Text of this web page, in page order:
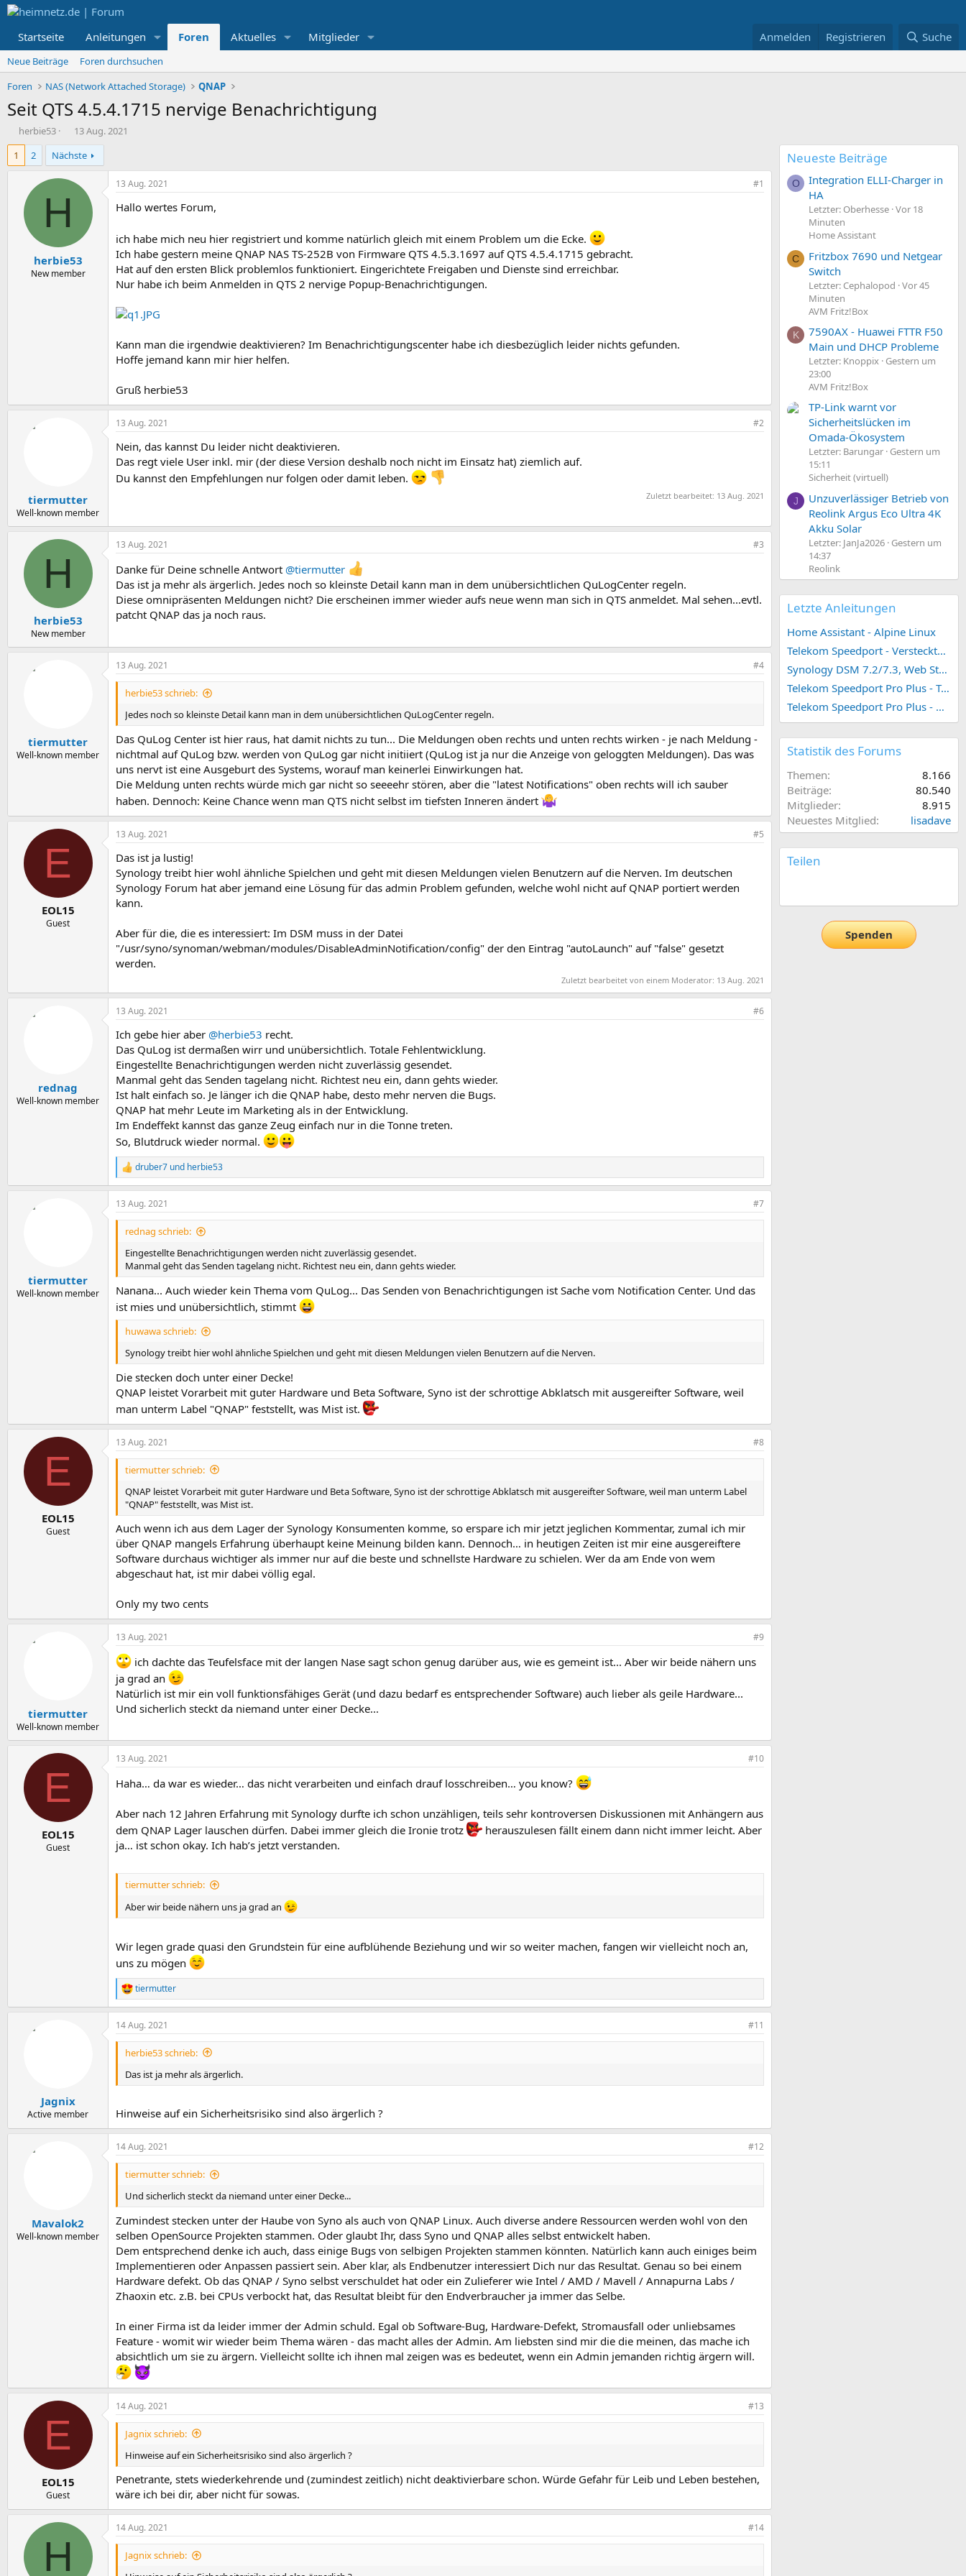
Startseite Anleitungen Foren Aktuelles Mitglieder Anmelden Registrieren Suche
Neue Beiträge
Foren durchsuchen
Foren
NAS (Network Attached Storage) QNAP
Seit QTS 4.5.4.1715 nervige Benachrichtigung
E
r
t
herbie53
E
r
s
t
e
m
13 Aug. 2021
1
2 Nächste
H
herbie53
New member
13 Aug. 2021 #1
Hallo wertes Forum,
ich habe mich neu hier registriert und komme natürlich gleich mit einem Problem um die Ecke.
Ich habe gestern meine QNAP NAS TS-252B von Firmware QTS 4.5.3.1697 auf QTS 4.5.4.1715 gebracht.
Hat auf den ersten Blick problemlos funktioniert. Eingerichtete Freigaben und Dienste sind erreichbar.
Nur habe ich beim Anmelden in QTS 2 nervige Popup-Benachrichtigungen.
Kann man die irgendwie deaktivieren? Im Benachrichtigungscenter habe ich diesbezüglich leider nichts gefunden.
Hoffe jemand kann mir hier helfen.
Gruß herbie53
tiermutter
Well-known member
13 Aug. 2021 #2
Nein, das kannst Du leider nicht deaktivieren.
Das regt viele User inkl. mir (der diese Version deshalb noch nicht im Einsatz hat) ziemlich auf.
Du kannst den Empfehlungen nur folgen oder damit leben.
Zuletzt bearbeitet: 13 Aug. 2021
H
herbie53
New member
13 Aug. 2021 #3
Danke für Deine schnelle Antwort @tiermutter
Das ist ja mehr als ärgerlich. Jedes noch so kleinste Detail kann man in dem unübersichtlichen QuLogCenter regeln.
Diese omnipräsenten Meldungen nicht? Die erscheinen immer wieder aufs neue wenn man sich in QTS anmeldet. Mal sehen...evtl.
patcht QNAP das ja noch raus.
tiermutter
Well-known member
13 Aug. 2021 #4
herbie53 schrieb:
Jedes noch so kleinste Detail kann man in dem unübersichtlichen QuLogCenter regeln.
Das QuLog Center ist hier raus, hat damit nichts zu tun... Die Meldungen oben rechts und unten rechts wirken - je nach Meldung -
nichtmal auf QuLog bzw. werden von QuLog gar nicht initiiert (QuLog ist ja nur die Anzeige von geloggten Meldungen). Das was
uns nervt ist eine Ausgeburt des Systems, worauf man keinerlei Einwirkungen hat.
Die Meldung unten rechts würde mich gar nicht so seeeehr stören, aber die "latest Notifications" oben rechts will ich sauber
haben. Dennoch: Keine Chance wenn man QTS nicht selbst im tiefsten Inneren ändert
E
EOL15
Guest
13 Aug. 2021 #5
Das ist ja lustig!
Synology treibt hier wohl ähnliche Spielchen und geht mit diesen Meldungen vielen Benutzern auf die Nerven. Im deutschen
Synology Forum hat aber jemand eine Lösung für das admin Problem gefunden, welche wohl nicht auf QNAP portiert werden
kann.
Aber für die, die es interessiert: Im DSM muss in der Datei
"/usr/syno/synoman/webman/modules/DisableAdminNotification/config" der den Eintrag "autoLaunch" auf "false" gesetzt
werden.
Zuletzt bearbeitet von einem Moderator: 13 Aug. 2021
rednag
Well-known member
13 Aug. 2021 #6
Ich gebe hier aber @herbie53 recht.
Das QuLog ist dermaßen wirr und unübersichtlich. Totale Fehlentwicklung.
Eingestellte Benachrichtigungen werden nicht zuverlässig gesendet.
Manmal geht das Senden tagelang nicht. Richtest neu ein, dann gehts wieder.
Ist halt einfach so. Je länger ich die QNAP habe, desto mehr nerven die Bugs.
QNAP hat mehr Leute im Marketing als in der Entwicklung.
Im Endeffekt kannst das ganze Zeug einfach nur in die Tonne treten.
So, Blutdruck wieder normal.
R
e
a
k
t
n
:
druber7 und herbie53
tiermutter
Well-known member
13 Aug. 2021 #7
rednag schrieb:
Eingestellte Benachrichtigungen werden nicht zuverlässig gesendet.
Manmal geht das Senden tagelang nicht. Richtest neu ein, dann gehts wieder.
Nanana... Auch wieder kein Thema vom QuLog... Das Senden von Benachrichtigungen ist Sache vom Notification Center. Und das
ist mies und unübersichtlich, stimmt
huwawa schrieb:
Synology treibt hier wohl ähnliche Spielchen und geht mit diesen Meldungen vielen Benutzern auf die Nerven.
Die stecken doch unter einer Decke!
QNAP leistet Vorarbeit mit guter Hardware und Beta Software, Syno ist der schrottige Abklatsch mit ausgereifter Software, weil
man unterm Label "QNAP" feststellt, was Mist ist.
E
EOL15
Guest
13 Aug. 2021 #8
tiermutter schrieb:
QNAP leistet Vorarbeit mit guter Hardware und Beta Software, Syno ist der schrottige Abklatsch mit ausgereifter Software, weil man unterm Label
"QNAP" feststellt, was Mist ist.
Auch wenn ich aus dem Lager der Synology Konsumenten komme, so erspare ich mir jetzt jeglichen Kommentar, zumal ich mir
über QNAP mangels Erfahrung überhaupt keine Meinung bilden kann. Dennoch… in heutigen Zeiten ist mir eine ausgereiftere
Software durchaus wichtiger als immer nur auf die beste und schnellste Hardware zu schielen. Wer da am Ende von wem
abgeschaut hat, ist mir dabei völlig egal.
Only my two cents
tiermutter
Well-known member
13 Aug. 2021 #9
ich dachte das Teufelsface mit der langen Nase sagt schon genug darüber aus, wie es gemeint ist... Aber wir beide nähern uns
ja grad an
Natürlich ist mir ein voll funktionsfähiges Gerät (und dazu bedarf es entsprechender Software) auch lieber als geile Hardware...
Und sicherlich steckt da niemand unter einer Decke...
E
EOL15
Guest
13 Aug. 2021 #10
Haha… da war es wieder… das nicht verarbeiten und einfach drauf losschreiben… you know?
Aber nach 12 Jahren Erfahrung mit Synology durfte ich schon unzähligen, teils sehr kontroversen Diskussionen mit Anhängern aus
dem QNAP Lager lauschen dürfen. Dabei immer gleich die Ironie trotz
herauszulesen fällt einem dann nicht immer leicht. Aber
ja… ist schon okay. Ich hab’s jetzt verstanden.
tiermutter schrieb:
Aber wir beide nähern uns ja grad an
Wir legen grade quasi den Grundstein für eine aufblühende Beziehung und wir so weiter machen, fangen wir vielleicht noch an,
uns zu mögen
R
e
a
k
t
e
:
tiermutter
Jagnix
Active member
14 Aug. 2021 #11
herbie53 schrieb:
Das ist ja mehr als ärgerlich.
Hinweise auf ein Sicherheitsrisiko sind also ärgerlich ?
Mavalok2
Well-known member
14 Aug. 2021 #12
tiermutter schrieb:
Und sicherlich steckt da niemand unter einer Decke...
Zumindest stecken unter der Haube von Syno als auch von QNAP Linux. Auch diverse andere Ressourcen werden wohl von den
selben OpenSource Projekten stammen. Oder glaubt Ihr, dass Syno und QNAP alles selbst entwickelt haben.
Dem entsprechend denke ich auch, dass einige Bugs von selbigen Projekten stammen könnten. Natürlich kann auch einiges beim
Implementieren oder Anpassen passiert sein. Aber klar, als Endbenutzer interessiert Dich nur das Resultat. Genau so bei einem
Hardware defekt. Ob das QNAP / Syno selbst verschuldet hat oder ein Zulieferer wie Intel / AMD / Mavell / Annapurna Labs /
Zhaoxin etc. z.B. bei CPUs verbockt hat, das Resultat bleibt für den Endverbraucher ja immer das Selbe.
In einer Firma ist da leider immer der Admin schuld. Egal ob Software-Bug, Hardware-Defekt, Stromausfall oder unliebsames
Feature - womit wir wieder beim Thema wären - das macht alles der Admin. Am liebsten sind mir die die meinen, das mache ich
absichtlich um sie zu ärgern. Vielleicht sollte ich ihnen mal zeigen was es bedeutet, wenn ein Admin jemanden richtig ärgern will.
E
EOL15
Guest
14 Aug. 2021 #13
Jagnix schrieb:
Hinweise auf ein Sicherheitsrisiko sind also ärgerlich ?
Penetrante, stets wiederkehrende und (zumindest zeitlich) nicht deaktivierbare schon. Würde Gefahr für Leib und Leben bestehen,
wäre ich bei dir, aber nicht für sowas.
H
14 Aug. 2021 #14
Jagnix schrieb:
Neueste Beiträge
O
Integration ELLI-Charger in
HA
Letzter: Oberhesse Vor 18
Minuten
Home Assistant
C
Fritzbox 7690 und Netgear
Switch
Letzter: Cephalopod Vor 45
Minuten
AVM Fritz!Box
K
7590AX - Huawei FTTR F50
Main und DHCP Probleme
Letzter: Knoppix Gestern um
23:00
AVM Fritz!Box
TP-Link warnt vor
Sicherheitslücken im
Omada-Ökosystem
Letzter: Barungar Gestern um
15:11
Sicherheit (virtuell)
J
Unzuverlässiger Betrieb von
Reolink Argus Eco Ultra 4K
Akku Solar
Letzter: JanJa2026 Gestern um
14:37
Reolink
Letzte Anleitungen
Home Assistant - Alpine Linux
Telekom Speedport - Versteckte Konfigurationen
Synology DSM 7.2/7.3, Web Station 4, Webdienst und Webportal erstellen (ehemals vHost)
Telekom Speedport Pro Plus - Telefonie einrichten
Telekom Speedport Pro Plus - Netzwerk einrichten
Statistik des Forums
Themen
8.166
Beiträge
80.540
Mitglieder
8.915
Neuestes Mitglied
lisadave
Teilen
Spenden